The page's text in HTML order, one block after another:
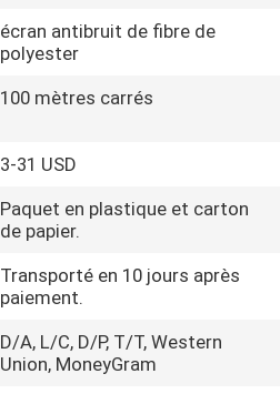
écran antibruit de fibre de
polyester
100 mètres carrés
3-31 USD
Paquet en plastique et carton
de papier.
Transporté en 10 jours après
paiement.
D/A, L/C, D/P, T/T, Western
Union, MoneyGram